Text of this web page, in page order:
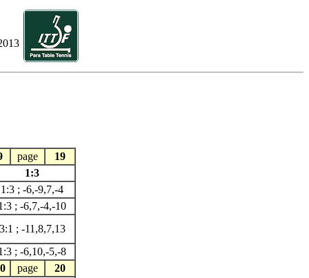
page
19
1:3
1:3 ; -6,-9,7,-4
; -6,7,-4,-10
; -11,8,7,13
; -6,10,-5,-8
page
20